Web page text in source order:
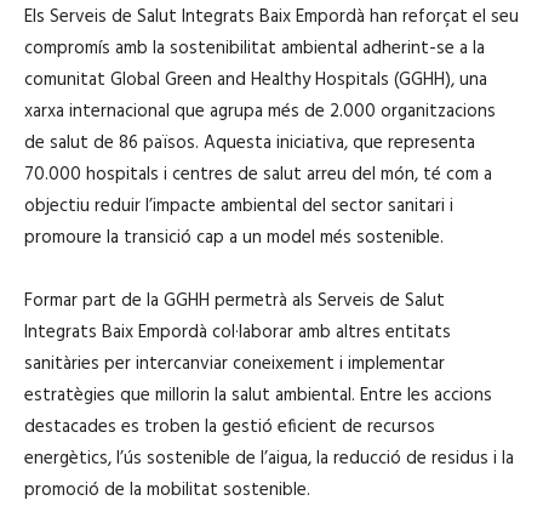
Els Serveis de Salut Integrats Baix Empordà han reforçat el seu
compromís amb la sostenibilitat ambiental adherint-se a la
comunitat Global Green and Healthy Hospitals (GGHH), una
xarxa internacional que agrupa més de 2.000 organitzacions
de salut de 86 països. Aquesta iniciativa, que representa
70.000 hospitals i centres de salut arreu del món, té com a
objectiu reduir l’impacte ambiental del sector sanitari i
promoure la transició cap a un model més sostenible.
Formar part de la GGHH permetrà als Serveis de Salut
Integrats Baix Empordà col·laborar amb altres entitats
sanitàries per intercanviar coneixement i implementar
estratègies que millorin la salut ambiental. Entre les accions
destacades es troben la gestió eficient de recursos
energètics, l’ús sostenible de l’aigua, la reducció de residus i la
promoció de la mobilitat sostenible.